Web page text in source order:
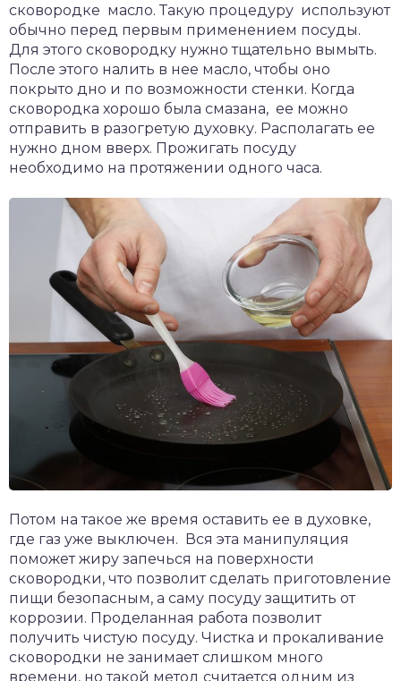
сковородке масло. Такую процедуру используют
обычно перед первым применением посуды.
Для этого сковородку нужно тщательно вымыть.
После этого налить в нее масло, чтобы оно
покрыто дно и по возможности стенки. Когда
сковородка хорошо была смазана, ее можно
отправить в разогретую духовку. Располагать ее
нужно дном вверх. Прожигать посуду
необходимо на протяжении одного часа.
Потом на такое же время оставить ее в духовке,
где газ уже выключен. Вся эта манипуляция
поможет жиру запечься на поверхности
сковородки, что позволит сделать приготовление
пищи безопасным, а саму посуду защитить от
коррозии. Проделанная работа позволит
получить чистую посуду. Чистка и прокаливание
сковородки не занимает слишком много
времени, но такой метод считается одним из